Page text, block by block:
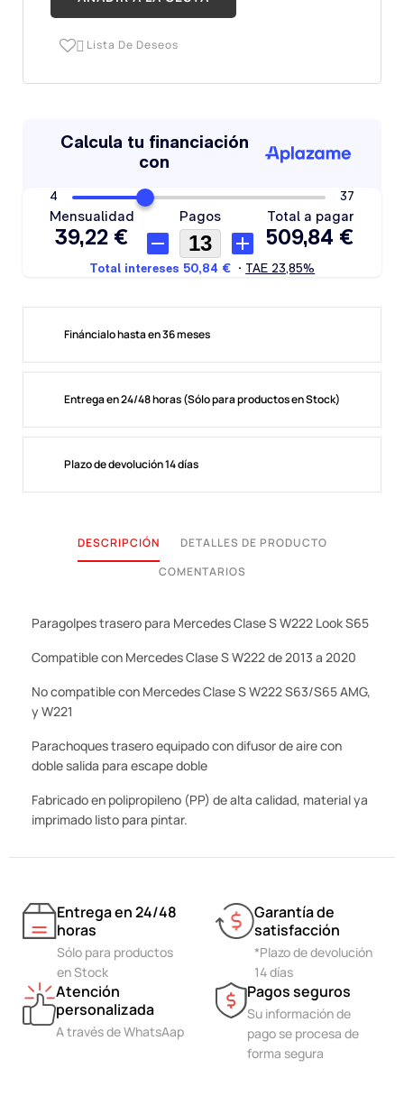
 Lista De Deseos
Fináncialo hasta en 36 meses
Entrega en 24/48 horas (Sólo para productos en Stock)
Plazo de devolución 14 días
DESCRIPCIÓN
DETALLES DE PRODUCTO
COMENTARIOS
Paragolpes trasero para Mercedes Clase S W222 Look S65
Compatible con Mercedes Clase S W222 de 2013 a 2020
No compatible con Mercedes Clase S W222 S63/S65 AMG,
y W221
Parachoques trasero equipado con difusor de aire con
doble salida para escape doble
Fabricado en polipropileno (PP) de alta calidad, material ya
imprimado listo para pintar.
Entrega en 24/48
horas
Sólo para productos
en Stock
Garantía de
satisfacción
*Plazo de devolución
14 días
Atención
personalizada
A través de WhatsAap
Pagos seguros
Su información de
pago se procesa de
forma segura